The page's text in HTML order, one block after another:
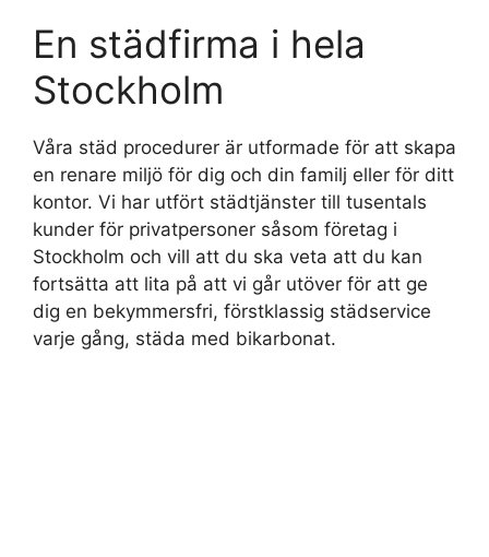
En städfirma i hela
Stockholm
Våra städ procedurer är utformade för att skapa
en renare miljö för dig och din familj eller för ditt
kontor. Vi har utfört städtjänster till tusentals
kunder för privatpersoner såsom företag i
Stockholm och vill att du ska veta att du kan
fortsätta att lita på att vi går utöver för att ge
dig en bekymmersfri, förstklassig städservice
varje gång, städa med bikarbonat.